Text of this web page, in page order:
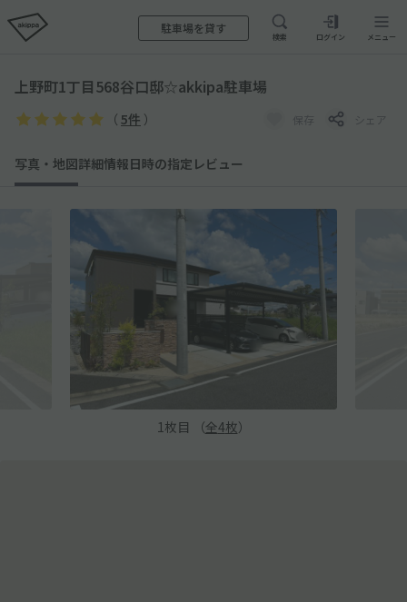
駐車場を貸す
検索 ログイン メニュー
上野町1丁目568谷口邸☆akkipa駐車場
（ 5件 ） 保存 シェア
写真・地図詳細情報日時の指定 レビュー
1 枚目 （全4枚）